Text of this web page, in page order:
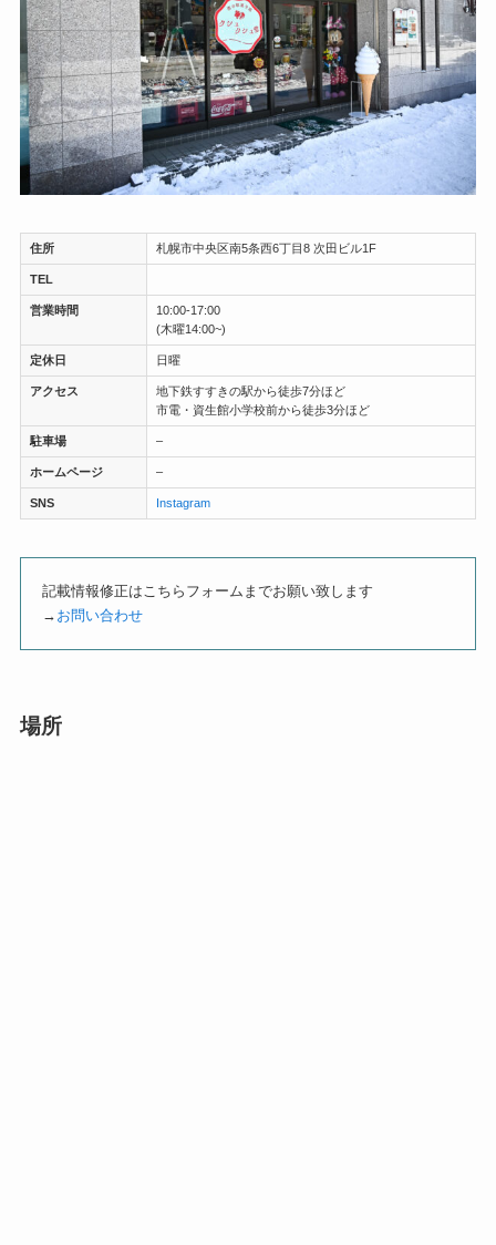
住所 札幌市中央区南5条西6丁目8 次田ビル1F
TEL
営業時間
10:00-17:00
(木曜14:00~)
定休日 日曜
アクセス
地下鉄すすきの駅から徒歩7分ほど
市電・資生館小学校前から徒歩3分ほど
駐車場 –
ホームページ –
SNS Instagram
記載情報修正はこちらフォームまでお願い致します
→ お問い合わせ
場所